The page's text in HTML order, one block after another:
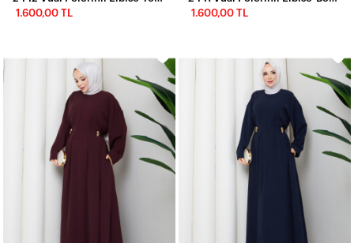
1.600,00 TL
1.600,00 TL